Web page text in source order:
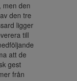
men den
den tre
ligger
till
att de
gest
från